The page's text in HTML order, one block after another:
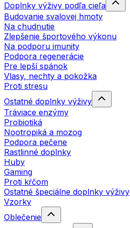
Doplnky výživy podľa cieľa
Budovanie svalovej hmoty
Na chudnutie
Zlepšenie športového výkonu
Na podporu imunity
Podpora regenerácie
Pre lepší spánok
Vlasy, nechty a pokožka
Proti stresu
Ostatné doplnky výživy
Tráviace enzýmy
Probiotiká
Nootropiká a mozog
Podpora pečene
Rastlinné doplnky
Huby
Gaming
Proti kŕčom
Ostatné špeciálne doplnky výživy
Vzorky
Oblečenie